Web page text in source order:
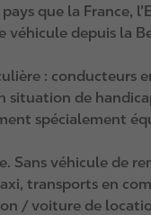
que la France,
véhicule depuis la
: conducteurs
situation de
spécialement
Sans véhicule de
transports en
/ voiture de